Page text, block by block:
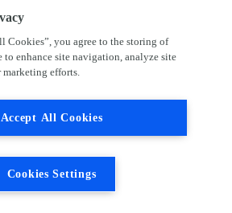
Cookies”, you agree to the storing of
to enhance site navigation, analyze site
marketing efforts.
Accept All Cookies
Cookies Settings